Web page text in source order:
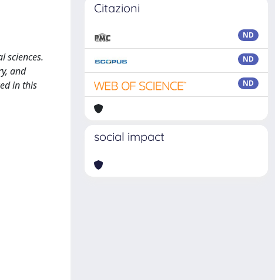
sciences.
and
in this
Citazioni
ND
ND
ND
social impact